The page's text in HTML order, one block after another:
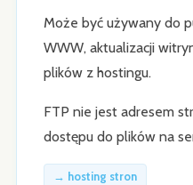
Może być używany do
WWW, aktualizacji
plików z hostingu.
FTP nie jest adresem
dostępu do plików na
→ hosting stron